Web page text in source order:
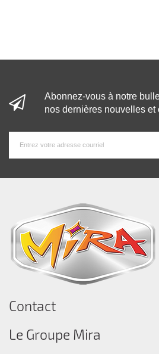
Abonnez-vous à notre
nos dernières nouvelles et
Contact
Le Groupe Mira